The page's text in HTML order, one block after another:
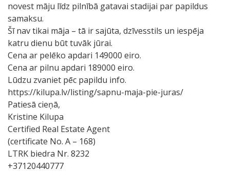
novest māju līdz pilnībā gatavai stadijai par papildus
samaksu.
Šī nav tikai māja – tā ir sajūta, dzīvesstils un iespēja
katru dienu būt tuvāk jūrai.
Cena ar pelēko apdari 149000 eiro.
Cena ar pilnu apdari 189000 eiro.
Lūdzu zvaniet pēc papildu info.
https://kilupa.lv/listing/sapnu-maja-pie-juras/
Patiesā cieņā,
Kristine Kilupa
Certified Real Estate Agent
(certificate No. A – 168)
LTRK biedra Nr. 8232
+37120440777